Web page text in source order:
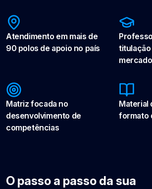
Atendimento em mais de
90 polos de apoio no país
mercado
Matriz focada no
desenvolvimento de
competências
Material
formato
O passo a passo da sua